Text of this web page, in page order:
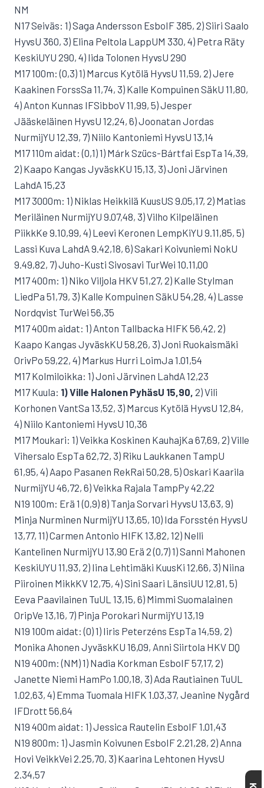
NM
N17 Seiväs: 1) Saga Andersson EsboIF 385, 2) Siiri Saalo
HyvsU 360, 3) Elina Peltola LappUM 330, 4) Petra Räty
KeskiUYU 290, 4) Iida Tolonen HyvsU 290
M17 100m: (0,3) 1) Marcus Kytölä HyvsU 11,59, 2) Jere
Kaakinen ForssSa 11,74, 3) Kalle Kompuinen SäkU 11,80,
4) Anton Kunnas IFSibboV 11,99, 5) Jesper
Jääskeläinen HyvsU 12,24, 6) Joonatan Jordas
NurmijYU 12,39, 7) Niilo Kantoniemi HyvsU 13,14
M17 110m aidat: (0,1) 1) Márk Szücs-Bártfai EspTa 14,39,
2) Kaapo Kangas JyväskKU 15,13, 3) Joni Järvinen
LahdA 15,23
M17 3000m: 1) Niklas Heikkilä KuusUS 9.05,17, 2) Matias
Meriläinen NurmijYU 9.07,48, 3) Vilho Kilpeläinen
PiikkKe 9.10,99, 4) Leevi Keronen LempKiYU 9.11,85, 5)
Lassi Kuva LahdA 9.42,18, 6) Sakari Koivuniemi NokU
9.49,82, 7) Juho-Kusti Sivosavi TurWei 10.11,00
M17 400m: 1) Niko Viljola HKV 51,27, 2) Kalle Stylman
LiedPa 51,79, 3) Kalle Kompuinen SäkU 54,28, 4) Lasse
Nordqvist TurWei 56,35
M17 400m aidat: 1) Anton Tallbacka HIFK 56,42, 2)
Kaapo Kangas JyväskKU 58,26, 3) Joni Ruokaismäki
OrivPo 59,22, 4) Markus Hurri LoimJa 1.01,54
M17 Kolmiloikka: 1) Joni Järvinen LahdA 12,23
M17 Kuula: 1) Ville Halonen PyhäsU 15,90, 2) Vili
Korhonen VantSa 13,52, 3) Marcus Kytölä HyvsU 12,84,
4) Niilo Kantoniemi HyvsU 10,36
M17 Moukari: 1) Veikka Koskinen KauhajKa 67,69, 2) Ville
Vihersalo EspTa 62,72, 3) Riku Laukkanen TampU
61,95, 4) Aapo Pasanen RekRai 50,28, 5) Oskari Kaarila
NurmijYU 46,72, 6) Veikka Rajala TampPy 42,22
N19 100m: Erä 1 (0,9) 8) Tanja Sorvari HyvsU 13,63, 9)
Minja Nurminen NurmijYU 13,65, 10) Ida Forsstén HyvsU
13,77, 11) Carmen Antonio HIFK 13,82, 12) Nelli
Kantelinen NurmijYU 13,90 Erä 2 (0,7) 1) Sanni Mahonen
KeskiUYU 11,93, 2) Iina Lehtimäki KuusKi 12,66, 3) Niina
Piiroinen MikkKV 12,75, 4) Sini Saari LänsiUU 12,81, 5)
Eeva Paavilainen TuUL 13,15, 6) Mimmi Suomalainen
OripVe 13,16, 7) Pinja Porokari NurmijYU 13,19
N19 100m aidat: (0) 1) Iiris Peterzéns EspTa 14,59, 2)
Monika Ahonen JyväskKU 16,09, Anni Siirtola HKV DQ
N19 400m: (NM) 1) Nadia Korkman EsboIF 57,17, 2)
Janette Niemi HamPo 1.00,18, 3) Ada Rautiainen TuUL
1.02,63, 4) Emma Tuomala HIFK 1.03,37, Jeanine Nygård
IFDrott 56,64
N19 400m aidat: 1) Jessica Rautelin EsboIF 1.01,43
N19 800m: 1) Jasmin Koivunen EsboIF 2.21,28, 2) Anna
Hovi VeikkVei 2.25,70, 3) Kaarina Lehtonen HyvsU
2.34,57